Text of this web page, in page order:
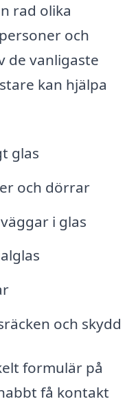
rad olika
och
de vanligaste
kan hjälpa
glas
och dörrar
i glas
och skydd
formulär på
få kontakt